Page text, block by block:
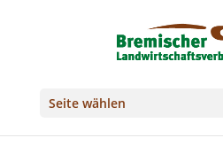
Seite wählen